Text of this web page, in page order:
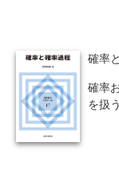
確率
確率
を扱